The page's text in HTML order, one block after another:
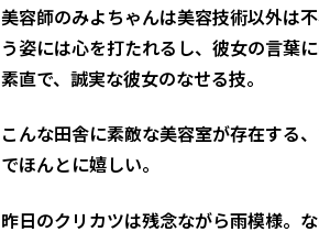
美容師のみよちゃんは美容技術以外は
う姿には心を打たれるし、彼女の言葉
素直で、誠実な彼女のなせる技。
こんな田舎に素敵な美容室が存在する
でほんとに嬉しい。
昨日のクリカツは残念ながら雨模様。